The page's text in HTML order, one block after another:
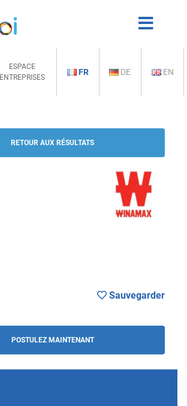
ESPACE
ENTREPRISES
FR DE EN
RETOUR AUX RÉSULTATS
POSTULEZ MAINTENANT
Sauvegarder